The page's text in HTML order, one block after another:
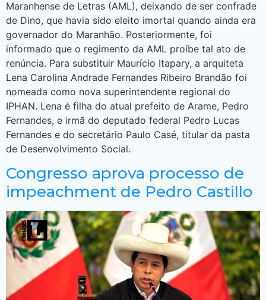
Maranhense de Letras (AML), deixando de ser confrade
de Dino, que havia sido eleito imortal quando ainda era
governador do Maranhão. Posteriormente, foi
informado que o regimento da AML proíbe tal ato de
renúncia. Para substituir Maurício Itapary, a arquiteta
Lena Carolina Andrade Fernandes Ribeiro Brandão foi
nomeada como nova superintendente regional do
IPHAN. Lena é filha do atual prefeito de Arame, Pedro
Fernandes, e irmã do deputado federal Pedro Lucas
Fernandes e do secretário Paulo Casé, titular da pasta
de Desenvolvimento Social.
Congresso aprova processo de
impeachment de Pedro Castillo